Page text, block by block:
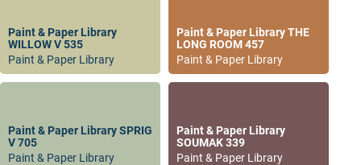
Paint & Paper Library
WILLOW V 535
Paint & Paper Library
Paint & Paper Library THE
LONG ROOM 457
Paint & Paper Library
Paint & Paper Library SPRIG
V 705
Paint & Paper Library
Paint & Paper Library
SOUMAK 339
Paint & Paper Library